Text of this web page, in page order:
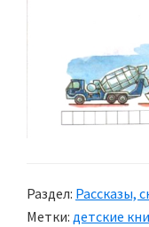
Раздел: Рассказы,
Метки: детские